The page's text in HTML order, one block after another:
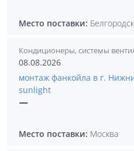
Место поставки:
Кондиционеры, системы
08.08.2026
монтаж фанкойла в г.
sunlight
—
Место поставки: Москва